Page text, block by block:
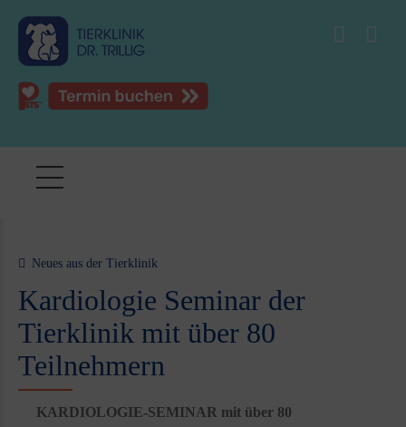
Neues aus der Tierklinik
Kardiologie Seminar der
Tierklinik mit über 80
Teilnehmern
KARDIOLOGIE-SEMINAR mit über 80